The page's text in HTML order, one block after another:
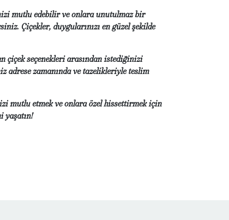
mutlu edebilir ve onlara unutulmaz bir
Çiçekler, duygularınızı en güzel şekilde
çiçek seçenekleri arasından istediğinizi
zamanında ve tazelikleriyle teslim
mutlu etmek ve onlara özel hissettirmek için
yaşatın!